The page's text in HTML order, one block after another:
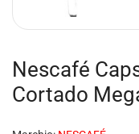
Nescafé
Cortado